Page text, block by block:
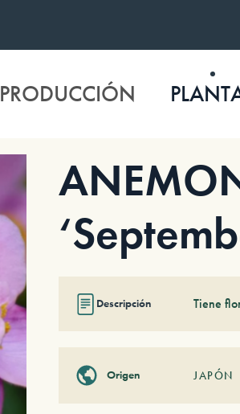
PRODUCCIÓN
Descripción Tiene
Origen JAPÓN